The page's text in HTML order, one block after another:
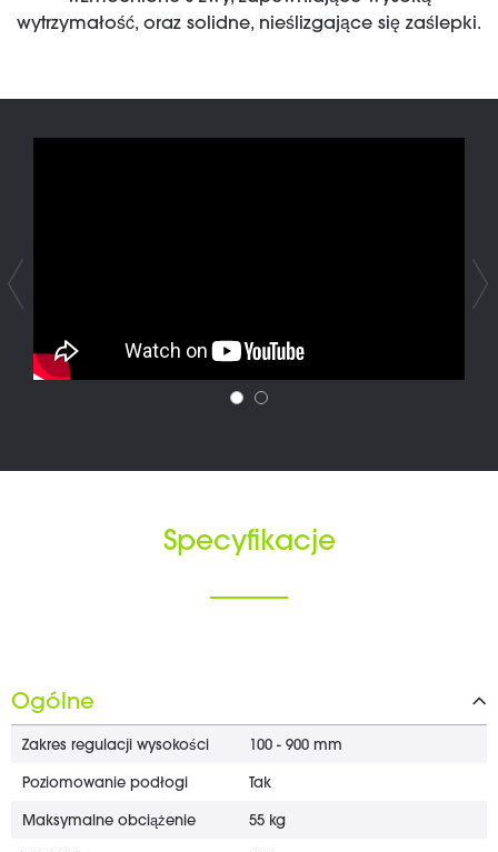
wytrzymałość, oraz solidne, nieślizgające się zaślepki.
Specyfikacje
Ogólne
Zakres regulacji wysokości 100 - 900 mm
Poziomowanie podłogi Tak
Maksymalne obciążenie 55 kg